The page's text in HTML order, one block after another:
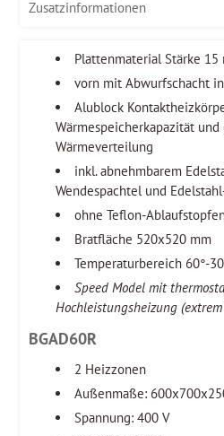
Zusatzinformationen
Plattenmaterial Stärke 15
vorn mit Abwurfschacht
Alublock
Wärmespeicherkapazität
Wärmeverteilung
inkl. abnehmbarem
Wendespachtel und
ohne Teflon-
Bratfläche 520x520 mm
Temperaturbereich 60°-
Speed Model mit
Hochleistungsheizung
BGAD60R
2 Heizzonen
Außenmaße:
Spannung: 400 V